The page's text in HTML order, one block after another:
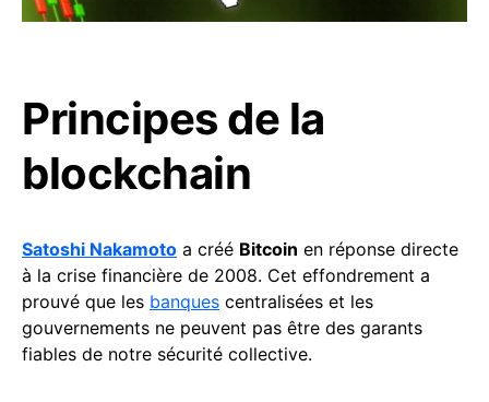
Principes de la
blockchain
Satoshi Nakamoto a créé Bitcoin en réponse directe
à la crise financière de 2008. Cet effondrement a
prouvé que les banques centralisées et les
gouvernements ne peuvent pas être des garants
fiables de notre sécurité collective.